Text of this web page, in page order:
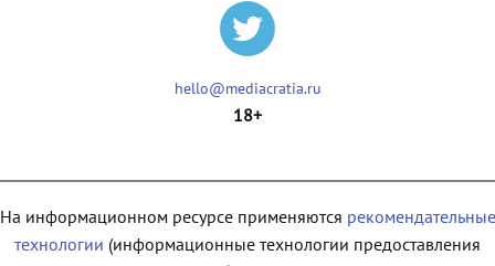
hello@mediacratia.ru
18+
На информационном ресурсе применяются рекомендательные
технологии (информационные технологии предоставления